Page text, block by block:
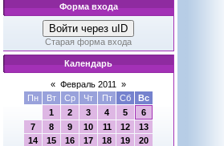
Форма входа
Войти через uID
Старая форма входа
Календарь
« Февраль 2011
»
Пн
Вт Ср Чт Пт Сб
Вс
1
2 3 4 5
6
7
8 9 10 11 12
13
14
15 16 17 18 19
20